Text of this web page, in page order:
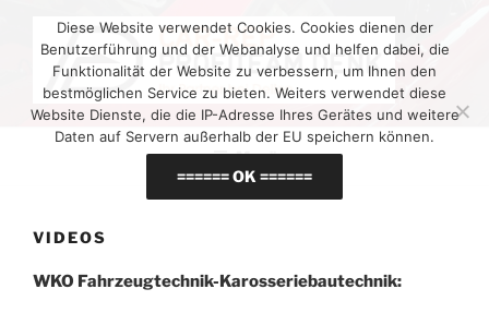
springen
Menü
VIDEOS
WKO Fahrzeugtechnik-Karosseriebautechnik:
Diese Website verwendet Cookies. Cookies dienen der
Benutzerführung und der Webanalyse und helfen dabei, die
Funktionalität der Website zu verbessern, um Ihnen den
bestmöglichen Service zu bieten. Weiters verwendet diese
Website Dienste, die die IP-Adresse Ihres Gerätes und weitere
Daten auf Servern außerhalb der EU speichern können.
====== OK ======